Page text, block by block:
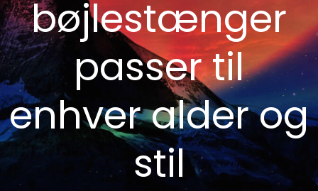
bøjlestænger
passer til
enhver alder og
stil